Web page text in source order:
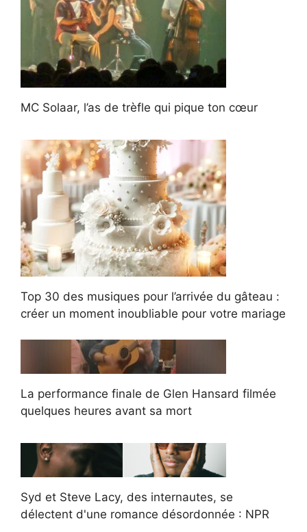
MC Solaar, l’as de trèfle qui pique ton cœur
Top 30 des musiques pour l’arrivée du gâteau :
créer un moment inoubliable pour votre mariage
La performance finale de Glen Hansard filmée
quelques heures avant sa mort
Syd et Steve Lacy, des internautes, se
délectent d'une romance désordonnée : NPR